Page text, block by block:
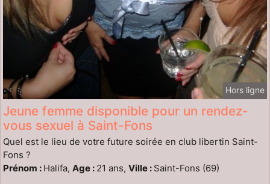
Hors ligne
Jeune femme disponible pour un rendez-
vous sexuel à Saint-Fons
Quel est le lieu de votre future soirée en club libertin Saint-
Fons ?
Prénom : Halifa, Age : 21 ans, Ville : Saint-Fons (69)